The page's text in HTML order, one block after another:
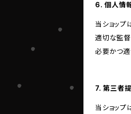
6. 個人情
当ショップ
適切な監督
必要かつ適
7. 第三者
当ショッ